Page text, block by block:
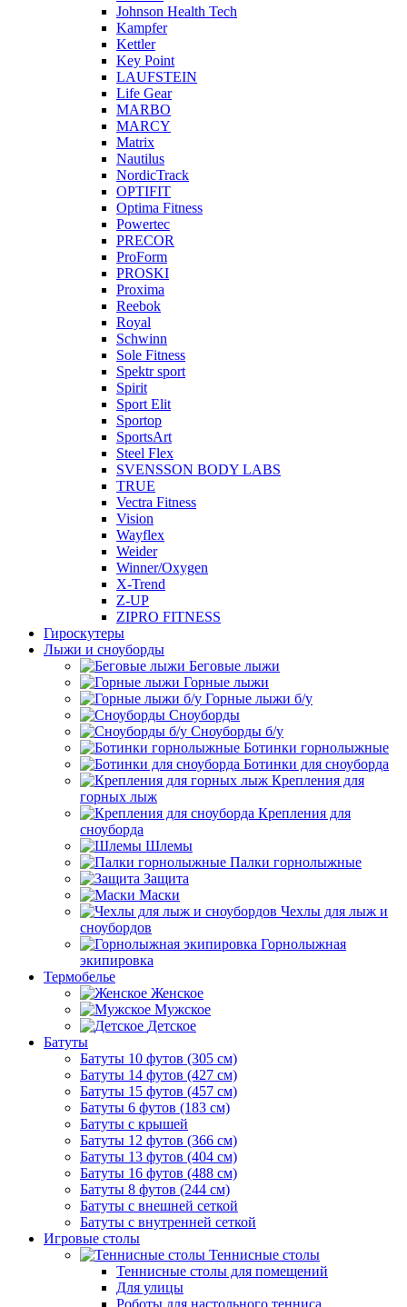
Johnson Health Tech
Kampfer
Kettler
Key Point
LAUFSTEIN
Life Gear
MARBO
MARCY
Matrix
Nautilus
NordicTrack
OPTIFIT
Optima Fitness
Powertec
PRECOR
ProForm
PROSKI
Proxima
Reebok
Royal
Schwinn
Sole Fitness
Spektr sport
Spirit
Sport Elit
Sportop
SportsArt
Steel Flex
SVENSSON BODY LABS
TRUE
Vectra Fitness
Vision
Wayflex
Weider
Winner/Oxygen
X-Trend
Z-UP
ZIPRO FITNESS
Гироскутеры
Лыжи и сноуборды
Беговые лыжи
Горные лыжи
Горные лыжи б/у
Сноуборды
Сноуборды б/у
Ботинки горнолыжные
Ботинки для сноуборда
Крепления для
горных лыж
Крепления для
сноуборда
Шлемы
Палки горнолыжные
Защита
Маски
Чехлы для лыж и
сноубордов
Горнолыжная
экипировка
Термобелье
Женское
Мужское
Детское
Батуты
Батуты 10 футов (305 см)
Батуты 14 футов (427 см)
Батуты 15 футов (457 см)
Батуты 6 футов (183 см)
Батуты с крышей
Батуты 12 футов (366 см)
Батуты 13 футов (404 см)
Батуты 16 футов (488 см)
Батуты 8 футов (244 см)
Батуты с внешней сеткой
Батуты с внутренней сеткой
Игровые столы
Теннисные столы
Теннисные столы для помещений
Для улицы
Роботы для настольного тенниса